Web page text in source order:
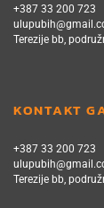
+387 33 200 723
Terezije bb,
KONTAKT
+387 33 200 723
Terezije bb,